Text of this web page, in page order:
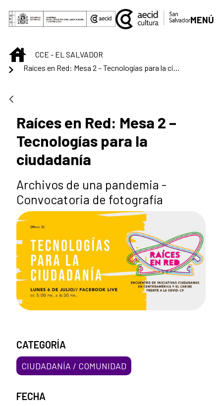
Saltar al contenido principal
MENÚ
INICIOCCE - EL SALVADOR
Raíces en Red: Mesa 2 –
Tecnologías para la
ciudadanía
Archivos de una pandemia -
Convocatoria de fotografía
CATEGORÍA
CIUDADANÍA / COMUNIDAD
FECHA